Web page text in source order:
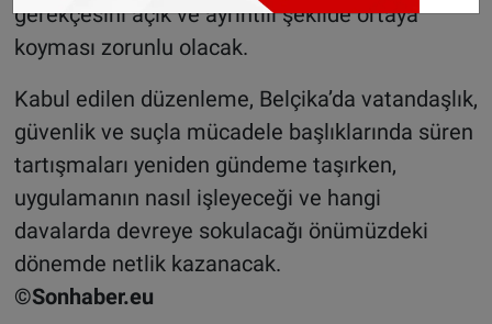
gerekçesini açık ve ayrıntılı şekilde ortaya
koyması zorunlu olacak.
Kabul edilen düzenleme, Belçika’da vatandaşlık,
güvenlik ve suçla mücadele başlıklarında süren
tartışmaları yeniden gündeme taşırken,
uygulamanın nasıl işleyeceği ve hangi
davalarda devreye sokulacağı önümüzdeki
dönemde netlik kazanacak.
©Sonhaber.eu